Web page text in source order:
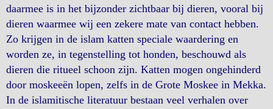
daarmee is in het bijzonder zichtbaar bij dieren, vooral bij
dieren waarmee wij een zekere mate van contact hebben.
Zo krijgen in de islam katten speciale waardering en
worden ze, in tegenstelling tot honden, beschouwd als
dieren die ritueel schoon zijn. Katten mogen ongehinderd
door moskeeën lopen, zelfs in de Grote Moskee in Mekka.
In de islamitische literatuur bestaan veel verhalen over